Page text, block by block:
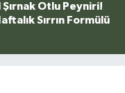
Şırnak Otlu Peyniri!
Sırrın Formülü